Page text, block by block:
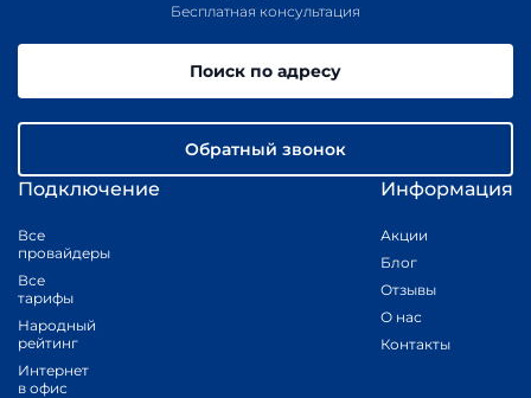
Подключение
Все
провайдеры
Все
тарифы
Народный
рейтинг
Интернет
в офис
Информация
Акции
Блог
Отзывы
О нас
Контакты
Бесплатная консультация
Поиск по адресу
Обратный звонок